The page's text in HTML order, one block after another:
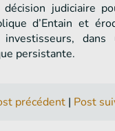
décision judiciaire
d’Entain et
investisseurs,
persistante.
précédent| Post